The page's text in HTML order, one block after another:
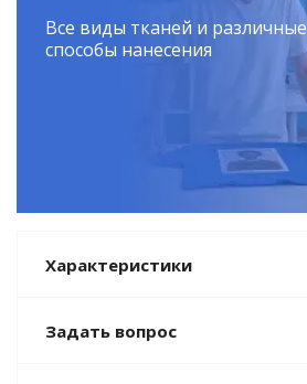
Все виды тканей и различные
способы нанесения
Характеристики
Задать вопрос